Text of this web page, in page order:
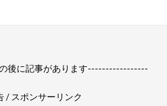
後に記事があります-----------------
/ スポンサーリンク